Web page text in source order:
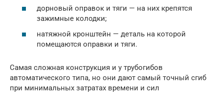
дорновый оправок и тяги — на них крепятся
зажимные колодки;
натяжной кронштейн — деталь на которой
помещаются оправки и тяги.
Самая сложная конструкция и у трубогибов
автоматического типа, но они дают самый точный сгиб
при минимальных затратах времени и сил